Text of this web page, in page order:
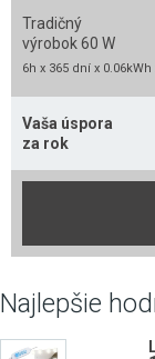
Tradičný
výrobok 60 W
6h x 365 dní x 0.06kWh
Vaša úspora
za rok
Najlepšie